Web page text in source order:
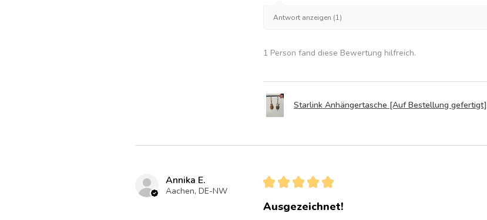
Antwort anzeigen (1)
1 Person fand diese Bewertung hilfreich.
Starlink Anhängertasche [Auf Bestellung gefertigt]
Annika E.
Aachen, DE-NW
★ ★ ★ ★ ★
Ausgezeichnet!